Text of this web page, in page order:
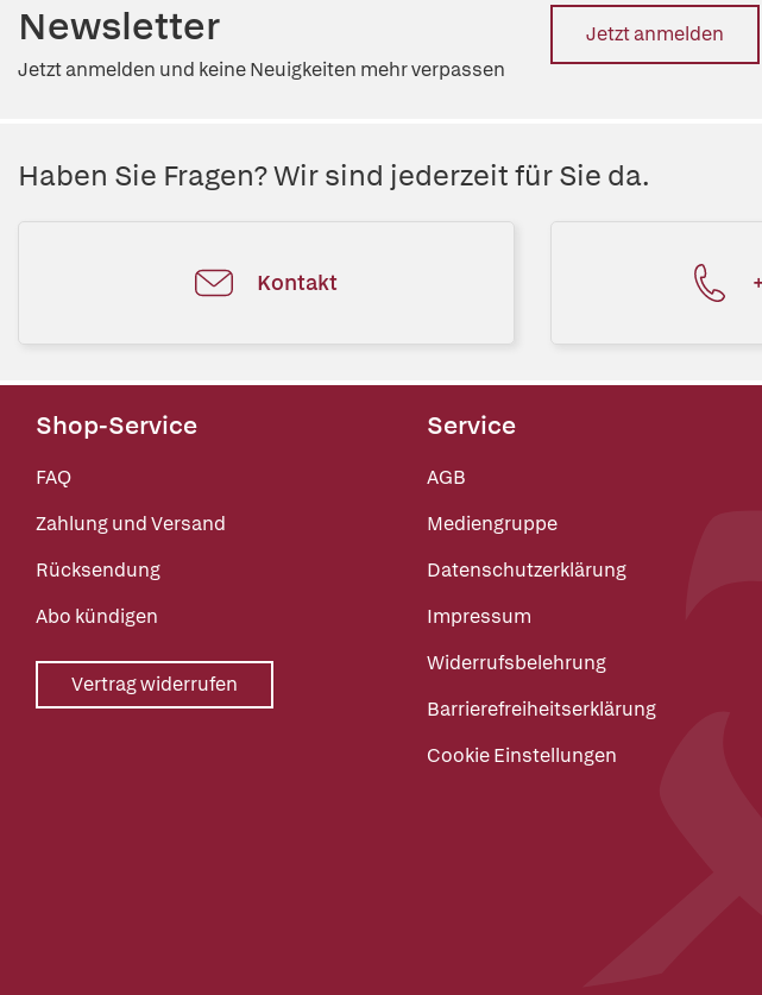
Newsletter
Jetzt anmelden und keine Neuigkeiten mehr verpassen
Jetzt anmelden
Haben Sie Fragen? Wir sind jederzeit für Sie da.
Kontakt
Shop-Service
FAQ
Zahlung und Versand
Rücksendung
Abo kündigen
Vertrag widerrufen
Service
AGB
Mediengruppe
Datenschutzerklärung
Impressum
Widerrufsbelehrung
Barrierefreiheitserklärung
Cookie Einstellungen